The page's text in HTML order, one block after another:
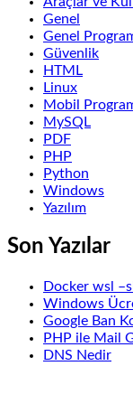
Genel
Genel
Güvenlik
HTML
Linux
Mobil
MySQL
PDF
PHP
Python
Windows
Yazılım
Son Yazılar
Docker wsl
Windows
Google Ban
PHP ile Mail
DNS Nedir